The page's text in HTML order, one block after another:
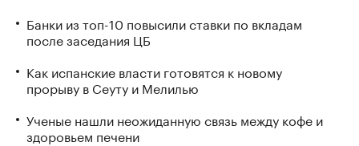
Банки из топ-10 повысили ставки по вкладам
после заседания ЦБ
Как испанские власти готовятся к новому
прорыву в Сеуту и Мелилью
Ученые нашли неожиданную связь между кофе и
здоровьем печени